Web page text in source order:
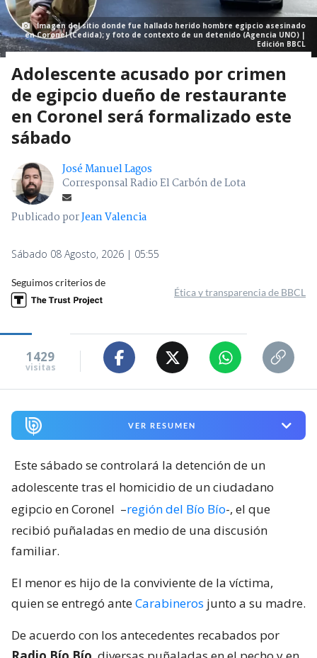
Imagen del sitio donde fue hallado herido hombre egipcio asesinado
en Coronel (Cedida); y foto de contexto de un detenido (Agencia UNO) |
Edición BBCL
Adolescente acusado por crimen
de egipcio dueño de restaurante
en Coronel será formalizado este
sábado
José Manuel Lagos
Corresponsal Radio El Carbón de Lota
Publicado porJean Valencia
Sábado 08 Agosto, 2026 | 05:55
Seguimos criterios de
Ética y transparencia de BBCL
1429
visitas
VER RESUMEN
Este sábado se controlará la detención de un
adolescente tras el homicidio de un ciudadano
egipcio en Coronel –región del Bío Bío-, el que
recibió puñaladas en medio de una discusión
familiar.
El menor es hijo de la conviviente de la víctima,
quien se entregó anteCarabineros junto a su madre.
De acuerdo con los antecedentes recabados por